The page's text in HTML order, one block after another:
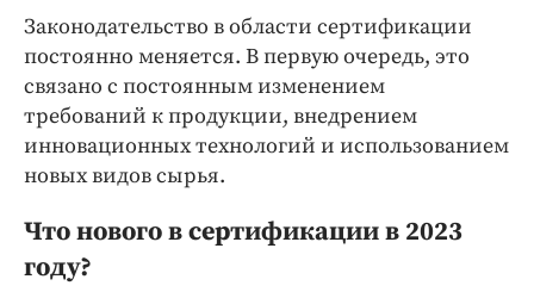
Интересное чтиво
Клиника года
Бренд года
Работодатель года
Законодательство в области сертификации
постоянно меняется. В первую очередь, это
связано с постоянным изменением
требований к продукции, внедрением
инновационных технологий и использованием
новых видов сырья.
Что нового в сертификации в 2023
году?